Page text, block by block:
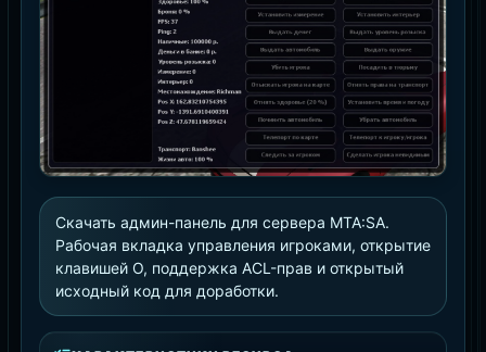
Скачать админ-панель для сервера MTA:SA.
Рабочая вкладка управления игроками, открытие
клавишей O, поддержка ACL-прав и открытый
исходный код для доработки.